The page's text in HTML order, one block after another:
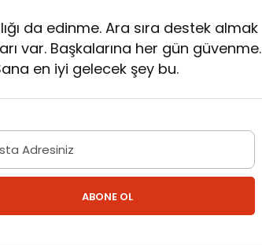
da edinme. Ara sıra destek almak
var. Başkalarına her gün güvenme.
en iyi gelecek şey bu.
ABONE OL